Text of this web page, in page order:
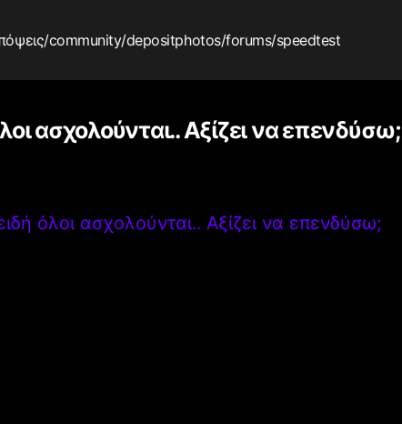
/community/depositphotos/forums/speedtest
ασχολούνται.. Αξίζει να επενδύσω;
όλοι ασχολούνται.. Αξίζει να επενδύσω;